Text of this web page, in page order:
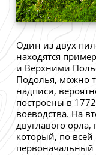
Один из двух
находятся
и Верхними
Подолья, можно
надписи,
построены в
воеводства. На
двуглавого
который, по
первоначальный